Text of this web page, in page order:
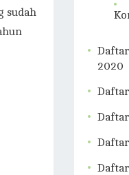
sudah
2020